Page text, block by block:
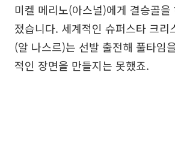
미켈 메리노(아스널)에게 결승골
졌습니다. 세계적인 슈퍼스타 크리
(알 나스르)는 선발 출전해 풀타임
적인 장면을 만들지는 못했죠.